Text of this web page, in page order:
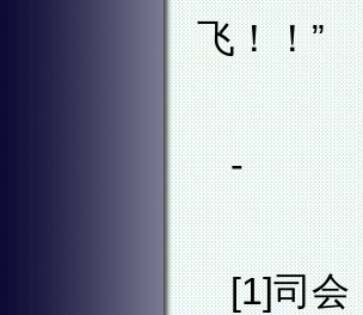
飞！！”
-
[1]司